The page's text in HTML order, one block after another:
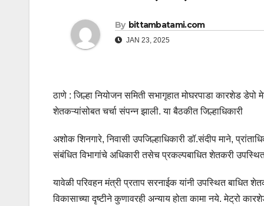
By bittambatami.com
JAN 23, 2025
ठाणे : जिल्हा नियोजन समिती सभागृहात मोघरपाडा कारशेड डेपो
शेतकऱ्यांसोबत चर्चा संपन्न झाली. या बैठकीत जिल्हाधिकारी
अशोक शिनगारे, निवासी उपजिल्हाधिकारी डॉ.संदीप माने,
संबंधित विभागांचे अधिकारी तसेच प्रकल्पबाधित शेतकरी
यावेळी परिवहन मंत्री प्रताप सरनाईक यांनी उपस्थित बाधित
विकासाच्या दृष्टीने कुणावरही अन्याय होता कामा नये. मेट्रो